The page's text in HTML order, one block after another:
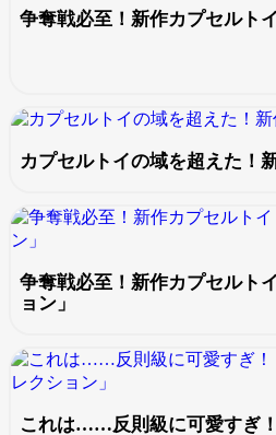
争奪戦必至！新作カプセルト
カプセルトイの域を超えた！
争奪戦必至！新作カプセルト
ョン」
これは……反則級に可愛すぎ